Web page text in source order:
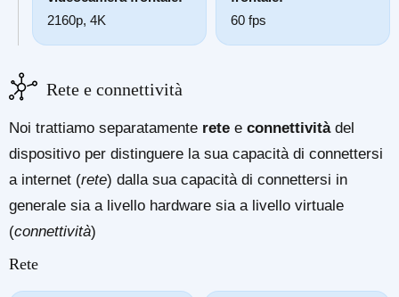
2160p, 4K
60 fps
Rete e connettività
Noi trattiamo separatamente rete e connettivitàdel
dispositivo per distinguere la sua capacità di connettersi
a internet (rete) dalla sua capacità di connettersi in
generale sia a livello hardware sia a livello virtuale
(connettività)
Rete